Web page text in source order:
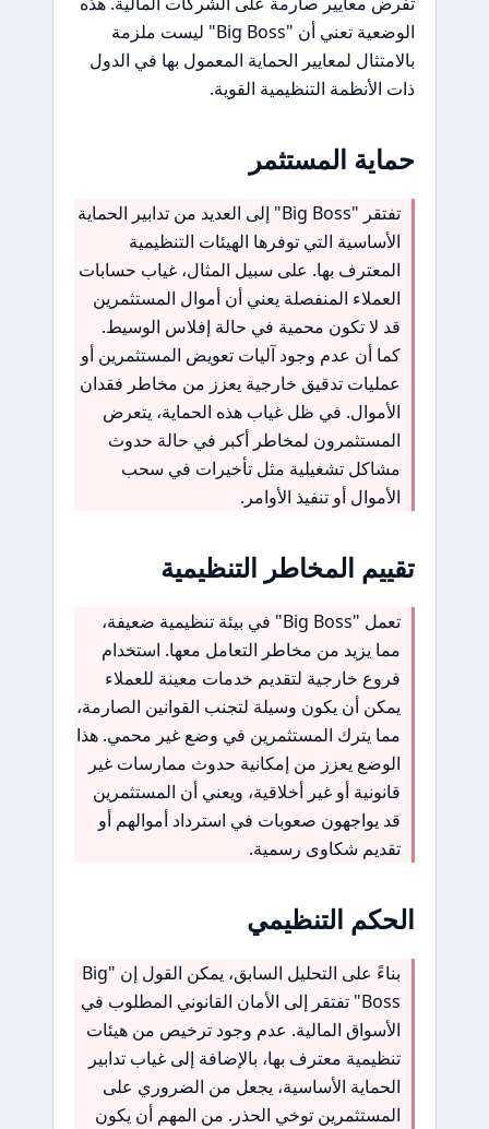
الوضعية تعني أن "Big Boss" ليست ملزمة
بالامتثال لمعايير الحماية المعمول بها في الدول
ذات الأنظمة التنظيمية القوية.
حماية المستثمر
تفتقر "Big Boss" إلى العديد من تدابير الحماية
الأساسية التي توفرها الهيئات التنظيمية
المعترف بها. على سبيل المثال، غياب حسابات
العملاء المنفصلة يعني أن أموال المستثمرين
قد لا تكون محمية في حالة إفلاس الوسيط.
كما أن عدم وجود آليات تعويض المستثمرين أو
عمليات تدقيق خارجية يعزز من مخاطر فقدان
الأموال. في ظل غياب هذه الحماية، يتعرض
المستثمرون لمخاطر أكبر في حالة حدوث
مشاكل تشغيلية مثل تأخيرات في سحب
الأموال أو تنفيذ الأوامر.
تقييم المخاطر التنظيمية
تعمل "Big Boss" في بيئة تنظيمية ضعيفة،
مما يزيد من مخاطر التعامل معها. استخدام
فروع خارجية لتقديم خدمات معينة للعملاء
يمكن أن يكون وسيلة لتجنب القوانين الصارمة،
مما يترك المستثمرين في وضع غير محمي. هذا
الوضع يعزز من إمكانية حدوث ممارسات غير
قانونية أو غير أخلاقية، ويعني أن المستثمرين
قد يواجهون صعوبات في استرداد أموالهم أو
تقديم شكاوى رسمية.
الحكم التنظيمي
بناءً على التحليل السابق، يمكن القول إن "Big
Boss" تفتقر إلى الأمان القانوني المطلوب في
الأسواق المالية. عدم وجود ترخيص من هيئات
تنظيمية معترف بها، بالإضافة إلى غياب تدابير
الحماية الأساسية، يجعل من الضروري على
المستثمرين توخي الحذر. من المهم أن يكون